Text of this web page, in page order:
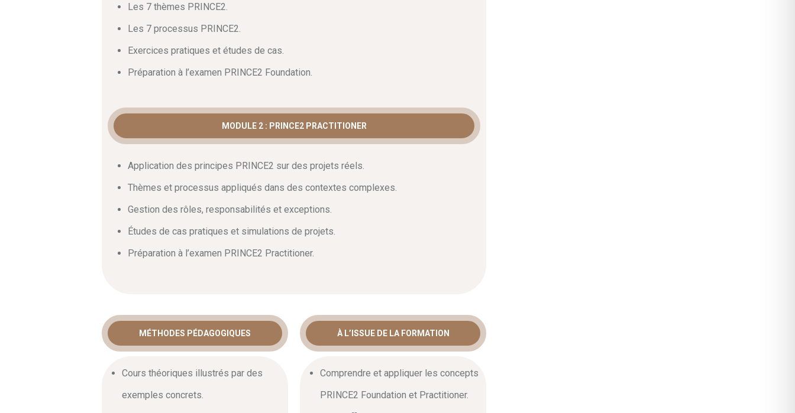
Les 7 thèmes PRINCE2.
Les 7 processus PRINCE2.
Exercices pratiques et études de cas.
Préparation à l’examen PRINCE2 Foundation.
MODULE 2 : PRINCE2 PRACTITIONER
Application des principes PRINCE2 sur des projets réels.
Thèmes et processus appliqués dans des contextes complexes.
Gestion des rôles, responsabilités et exceptions.
Études de cas pratiques et simulations de projets.
Préparation à l’examen PRINCE2 Practitioner.
MÉTHODES PÉDAGOGIQUES
Cours théoriques illustrés par des
exemples concrets.
À L’ISSUE DE LA FORMATION
Comprendre et appliquer les concepts
PRINCE2 Foundation et Practitioner.